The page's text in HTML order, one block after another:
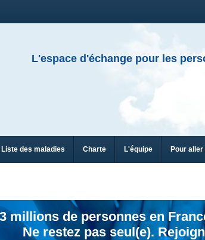
L'espace d'échange pour les
Liste des maladies Charte L'équipe Pour
3 millions de personnes en
Ne restez pas seul(e).